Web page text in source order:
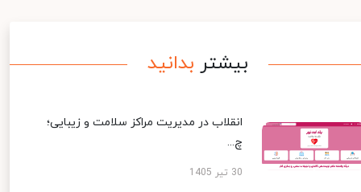
بیشتر بدانید
انقلاب در مدیریت مراکز سلامت و زیبایی؛
چ...
30 تیر 1405